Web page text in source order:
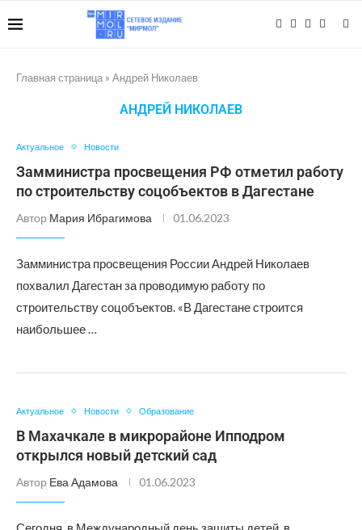
Главная страница » Андрей Николаев
АНДРЕЙ НИКОЛАЕВ
Актуальное Новости
Замминистра просвещения РФ отметил работу
по строительству соцобъектов в Дагестане
Автор Мария Ибрагимова 01.06.2023
Замминистра просвещения России Андрей Николаев
похвалил Дагестан за проводимую работу по
строительству соцобъектов. «В Дагестане строится
наибольшее …
Актуальное Новости Образование
В Махачкале в микрорайоне Ипподром
открылся новый детский сад
Автор Ева Адамова 01.06.2023